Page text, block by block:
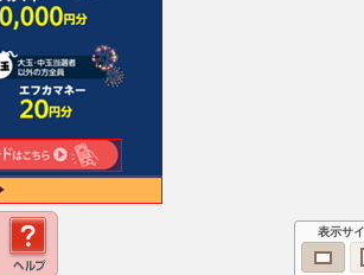
表示サ